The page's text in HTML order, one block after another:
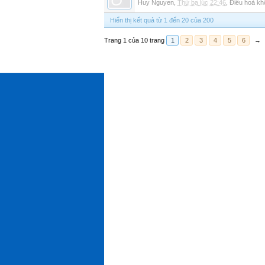
Huy Nguyen Thứ ba lúc 22:46 Điều hoà
Hiển thị kết quả từ 1 đến 20 của 200
Trang 1 của 10 trang 1 2 3 4 5 6 →